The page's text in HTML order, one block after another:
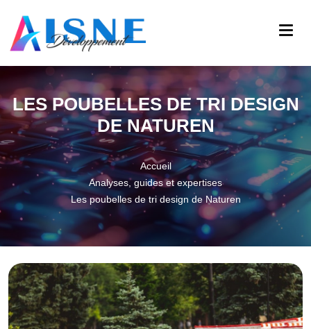
LES POUBELLES DE TRI DESIGN
DE NATUREN
Accueil
Analyses, guides et expertises
Les poubelles de tri design de Naturen